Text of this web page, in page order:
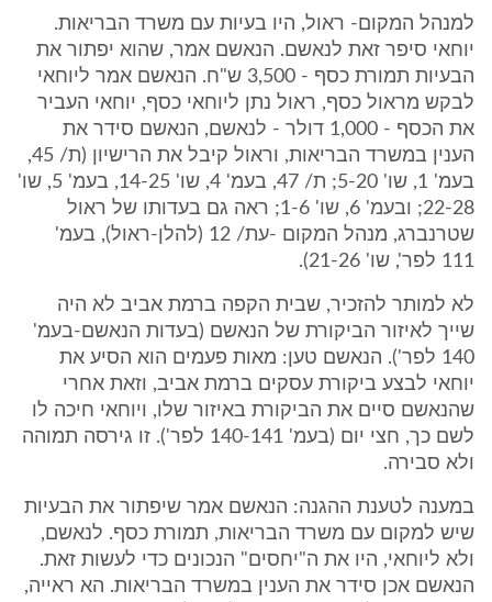
למנהל המקום- ראול, היו בעיות עם משרד הבריאות.
יוחאי סיפר זאת לנאשם. הנאשם אמר, שהוא יפתור את
הבעיות תמורת כסף - 3,500 ש"ח. הנאשם אמר ליוחאי
לבקש מראול כסף, ראול נתן ליוחאי כסף, יוחאי העביר
את הכסף - 1,000 דולר - לנאשם, הנאשם סידר את
הענין במשרד הבריאות, וראול קיבל את הרישיון (ת/ 45,
בעמ' 1, שו' 5-20; ת/ 47, בעמ' 4, שו' 14-25, בעמ' 5, שו'
22-28; ובעמ' 6, שו' 1-6; ראה גם בעדותו של ראול
שטרנברג, מנהל המקום -עת/ 12 (להלן-ראול), בעמ'
111 לפר', שו' 21-26).
לא למותר להזכיר, שבית הקפה ברמת אביב לא היה
שייך לאיזור הביקורת של הנאשם (בעדות הנאשם-בעמ'
140 לפר'). הנאשם טען: מאות פעמים הוא הסיע את
יוחאי לבצע ביקורת עסקים ברמת אביב, וזאת אחרי
שהנאשם סיים את הביקורת באיזור שלו, ויוחאי חיכה לו
לשם כך, חצי יום (בעמ' 140-141 לפר'). זו גירסה תמוהה
ולא סבירה.
במענה לטענת ההגנה: הנאשם אמר שיפתור את הבעיות
שיש למקום עם משרד הבריאות, תמורת כסף. לנאשם,
ולא ליוחאי, היו את ה"יחסים" הנכונים כדי לעשות זאת.
הנאשם אכן סידר את הענין במשרד הבריאות. הא ראייה,